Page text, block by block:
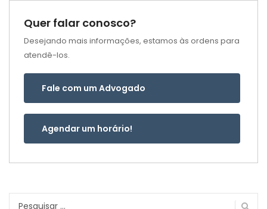
Quer falar conosco?
Desejando mais informações, estamos às ordens para
atendê-los.
Fale com um Advogado
Agendar um horário!
Pesquisar